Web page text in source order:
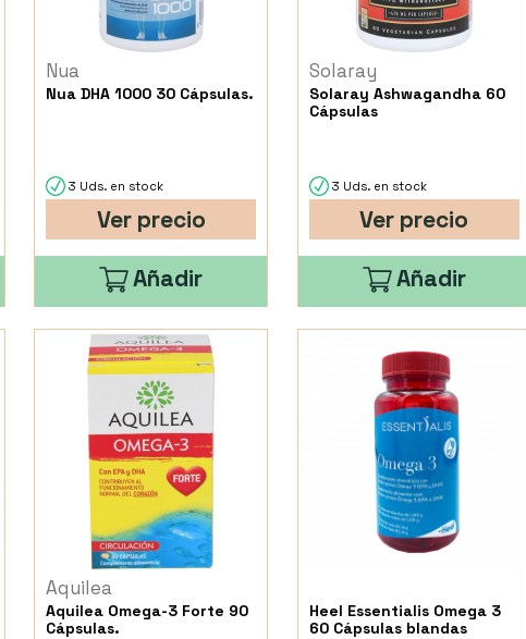
Nua
Nua DHA 1000 30 Cápsulas.
3 Uds. en stock
Ver precio
Añadir
Solaray
Solaray Ashwagandha 60
Cápsulas
3 Uds. en stock
Ver precio
Añadir
Aquilea
Aquilea Omega-3 Forte 90
Cápsulas.
Heel Essentialis Omega 3
60 Cápsulas blandas